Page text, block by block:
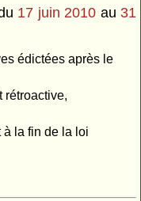
17 juin 2010 au 31
édictées après le
rétroactive,
à la fin de la loi